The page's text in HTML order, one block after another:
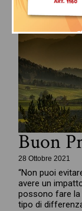
Buon
28 Ottobre 2021
“Non puoi
avere un
possono fare la
tipo di